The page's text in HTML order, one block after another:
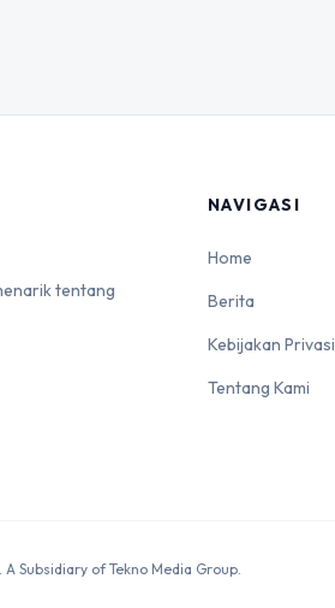
tentang
NAVIGASI
Home
Berita
Kebijakan Privasi
Tentang Kami
Subsidiary of Tekno Media Group.